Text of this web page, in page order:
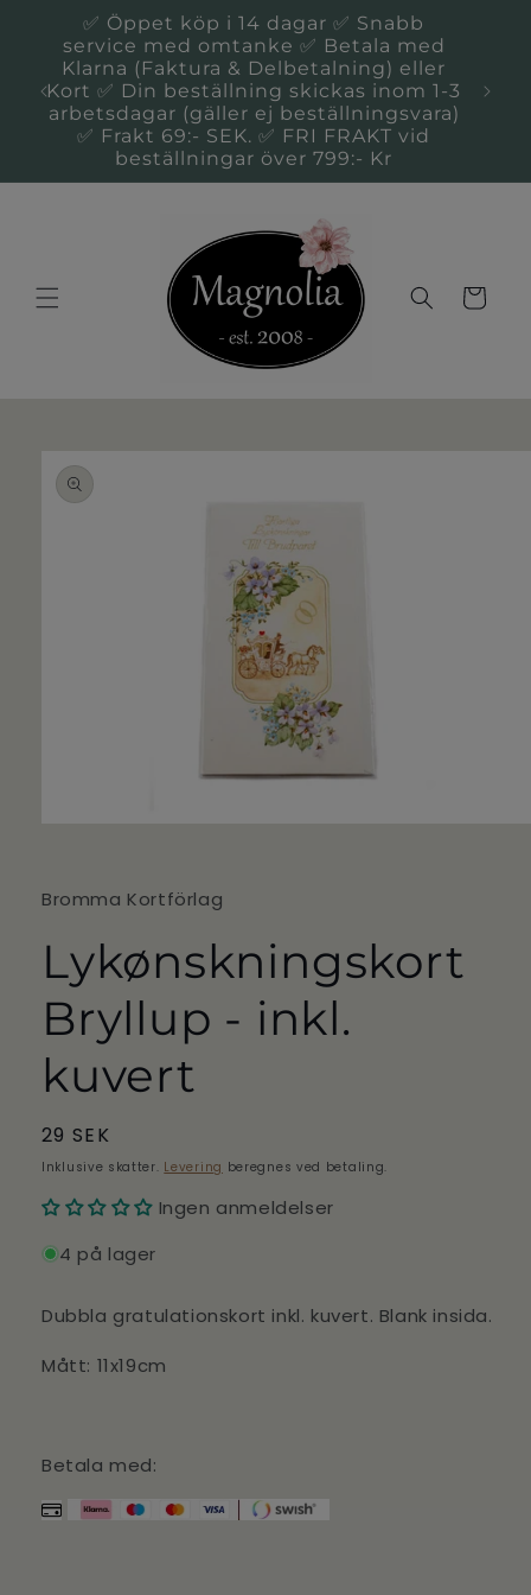
Gå til
indhold
✅ Öppet köp i 14 dagar ✅ Snabb
service med omtanke ✅ Betala med
Klarna (Faktura & Delbetalning) eller
Kort ✅ Din beställning skickas inom 1-3
arbetsdagar (gäller ej beställningsvara)
✅ Frakt 69:- SEK. ✅ FRI FRAKT vid
beställningar över 799:- Kr
Indkøbskurv
modus
Bromma Kortförlag
Lykønskningskort
Bryllup - inkl.
kuvert
Normalpris
29 SEK
Inklusive skatter. Levering beregnes ved betaling.
Ingen anmeldelser
4 på lager
Dubbla gratulationskort inkl. kuvert. Blank insida.
Mått: 11x19cm
Betala med: